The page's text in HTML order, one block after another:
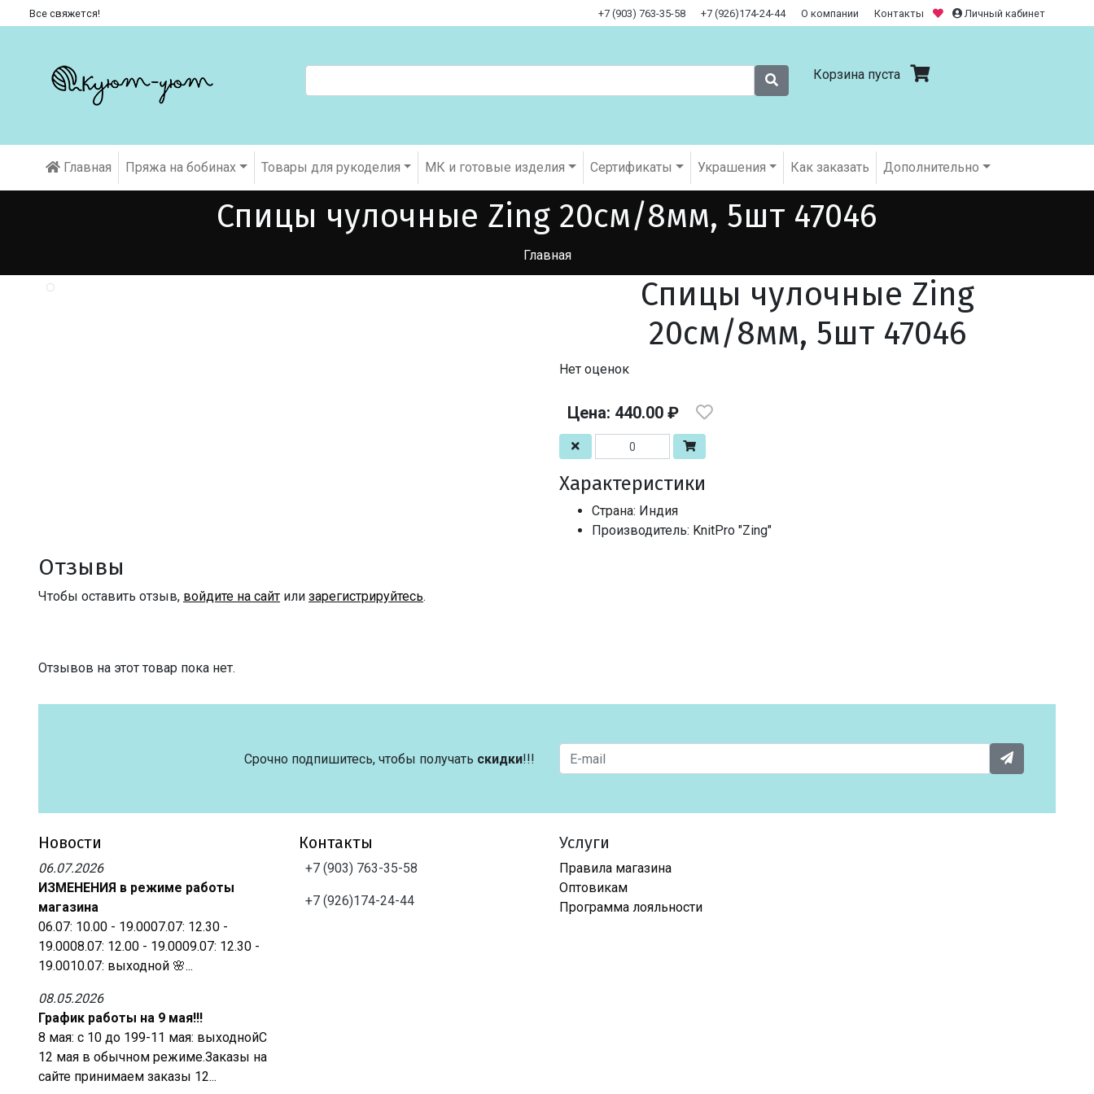
Все свяжется! +7 (903) 763-35-58 +7 (926)174-24-44 О компании Контакты Личный кабинет
Корзина пуста
Главная Пряжа на бобинах Товары для рукоделия МК и готовые изделия Cертификаты Украшения Как заказать Дополнительно
Спицы чулочные Zing 20см/8мм, 5шт 47046
Главная
Спицы чулочные Zing
20см/8мм, 5шт 47046
Нет оценок
Цена: 440.00 ₽
Характеристики
Страна: Индия
Производитель: KnitPro "Zing"
Отзывы
Чтобы оставить отзыв, войдите на сайт или зарегистрируйтесь.
Отзывов на этот товар пока нет.
Срочно подпишитесь, чтобы получать скидки!!!
Новости
06.07.2026
ИЗМЕНЕНИЯ в режиме работы
магазина
06.07: 10.00 - 19.0007.07: 12.30 -
19.0008.07: 12.00 - 19.0009.07: 12.30 -
19.0010.07: выходной 🌸...
08.05.2026
График работы на 9 мая!!!
8 мая: с 10 до 199-11 мая: выходнойС
12 мая в обычном режиме.Заказы на
сайте принимаем заказы 12...
Контакты
+7 (903) 763-35-58
+7 (926)174-24-44
Услуги
Правила магазина
Оптовикам
Программа лояльности